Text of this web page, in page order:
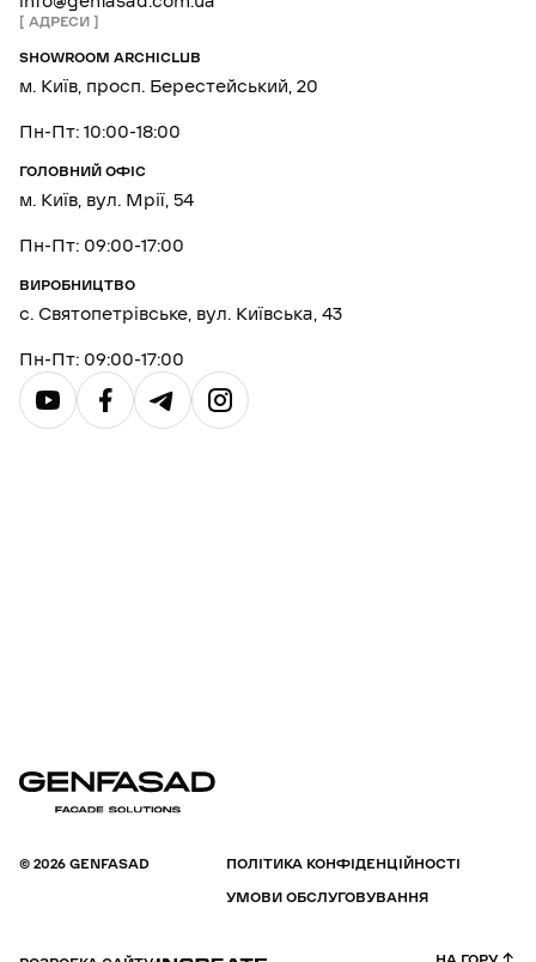
АДРЕСИ
SHOWROOM ARCHICLUB
м. Київ, просп. Берестейський, 20
Пн-Пт: 10:00-18:00
ГОЛОВНИЙ ОФІС
м. Київ, вул. Мрії, 54
Пн-Пт: 09:00-17:00
ВИРОБНИЦТВО
с. Святопетрівське, вул. Київська, 43
Пн-Пт: 09:00-17:00
© 2026 GENFASAD
ПОЛІТИКА КОНФІДЕНЦІЙНОСТІ
УМОВИ ОБСЛУГОВУВАННЯ